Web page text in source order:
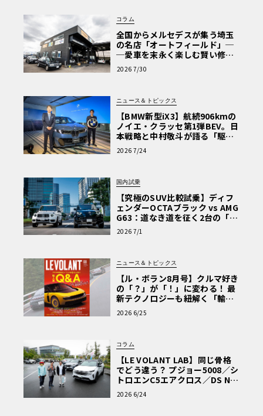
コラム
全国からメルセデスが集う埼玉
の名店「オートフィールド」─
─愛車を末永く楽しむ賢い修理
術と、プロがフックス製オイル
を選ぶ理由〈PR〉
2026 7/30
ニュース＆トピックス
【BMW新型iX3】航続906kmの
ノイエ・クラッセ第1弾BEV。日
本戦略と中村敬斗が語る「駆け
ぬける歓び」
2026 7/24
国内試乗
【究極のSUV比較試乗】ディフ
ェンダーOCTAブラック vs AMG
G63：道なき道を征く2台の「対
極的アプローチ」
2026 7/1
ニュース＆トピックス
【ル・ボラン8月号】クルマ好き
の「？」が「！」に変わる！ 最
新テクノロジーも紐解く「輸入
車Q&A」
2026 6/25
コラム
【LE VOLANT LAB】同じ骨格
でどう違う？ プジョー5008／シ
トロエンC5エアクロス／DS Nº4
読者一気乗りレポート
2026 6/24